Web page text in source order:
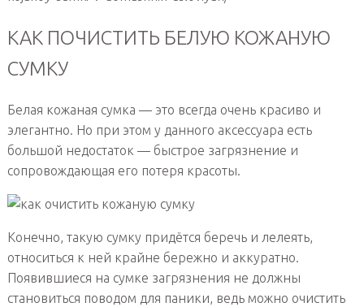
КАК ПОЧИСТИТЬ БЕЛУЮ КОЖАНУЮ
СУМКУ
Белая кожаная сумка — это всегда очень красиво и
элегантно. Но при этом у данного аксессуара есть
большой недостаток — быстрое загрязнение и
сопровождающая его потеря красоты.
Конечно, такую сумку придётся беречь и лелеять,
относиться к ней крайне бережно и аккуратно.
Появившиеся на сумке загрязнения не должны
становиться поводом для паники, ведь можно очистить